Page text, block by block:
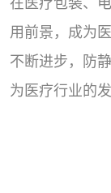
在医疗包装、
用前景，成为
不断进步，防
为医疗行业的